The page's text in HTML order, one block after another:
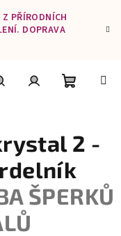
PŘÍRODNÍCH
DOPRAVA
košík
2 -
ŠPERKŮ